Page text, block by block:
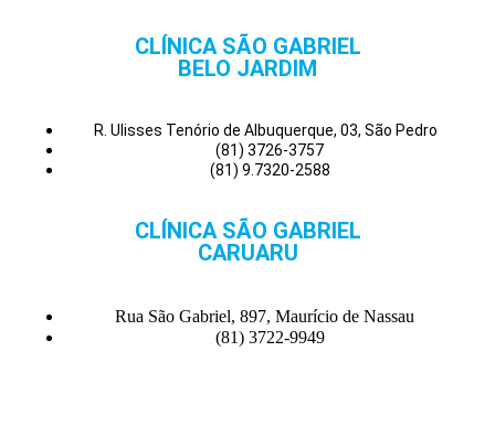
CLÍNICA SÃO GABRIEL
BELO JARDIM
R. Ulisses Tenório de Albuquerque, 03, São Pedro
(81) 3726-3757
(81) 9.7320-2588
CLÍNICA SÃO GABRIEL
CARUARU
Rua São Gabriel, 897, Maurício de Nassau
(81) 3722-9949